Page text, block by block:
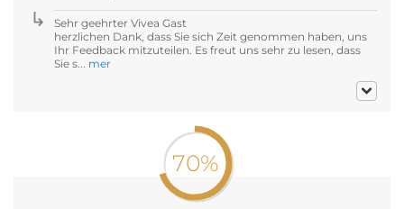
Sehr geehrter Vivea Gast
herzlichen Dank, dass Sie sich Zeit genommen haben, uns
Ihr Feedback mitzuteilen. Es freut uns sehr zu lesen, dass
Sie s... mer
70%